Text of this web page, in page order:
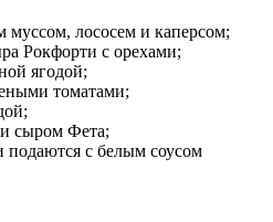
лососем и каперсом;
Рокфорти с орехами;
ягодой;
томатами;
сыром Фета;
подаются с белым соусом